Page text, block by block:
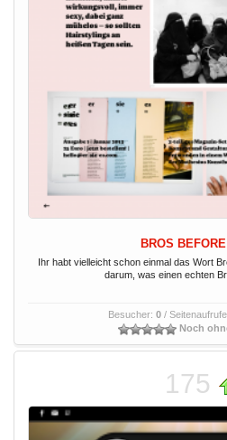
BROS
Ihr habt vielleicht schon einmal das Wort
darum, was einen echten
Besucher: 0 /
Noch
175